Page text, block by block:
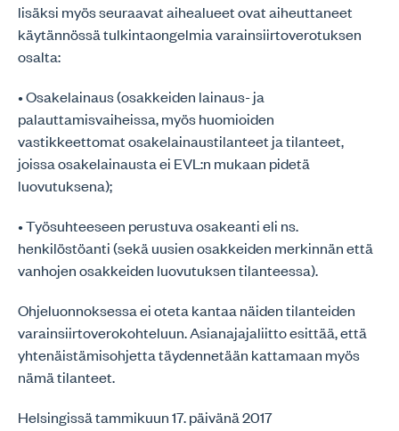
lisäksi myös seuraavat aihealueet ovat aiheuttaneet
käytännössä tulkintaongelmia varainsiirtoverotuksen
osalta:
• Osakelainaus (osakkeiden lainaus- ja
palauttamisvaiheissa, myös huomioiden
vastikkeettomat osakelainaustilanteet ja tilanteet,
joissa osakelainausta ei EVL:n mukaan pidetä
luovutuksena);
• Työsuhteeseen perustuva osakeanti eli ns.
henkilöstöanti (sekä uusien osakkeiden merkinnän että
vanhojen osakkeiden luovutuksen tilanteessa).
Ohjeluonnoksessa ei oteta kantaa näiden tilanteiden
varainsiirtoverokohteluun. Asianajajaliitto esittää, että
yhtenäistämisohjetta täydennetään kattamaan myös
nämä tilanteet.
Helsingissä tammikuun 17. päivänä 2017